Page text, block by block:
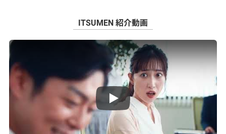
ITSUMEN 紹介動画
AI面接・録画面接ツール【